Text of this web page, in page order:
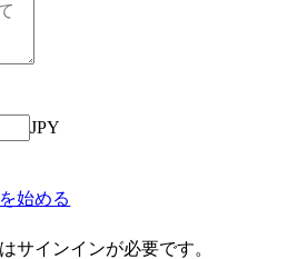
JPY
始める
サインインが必要です。